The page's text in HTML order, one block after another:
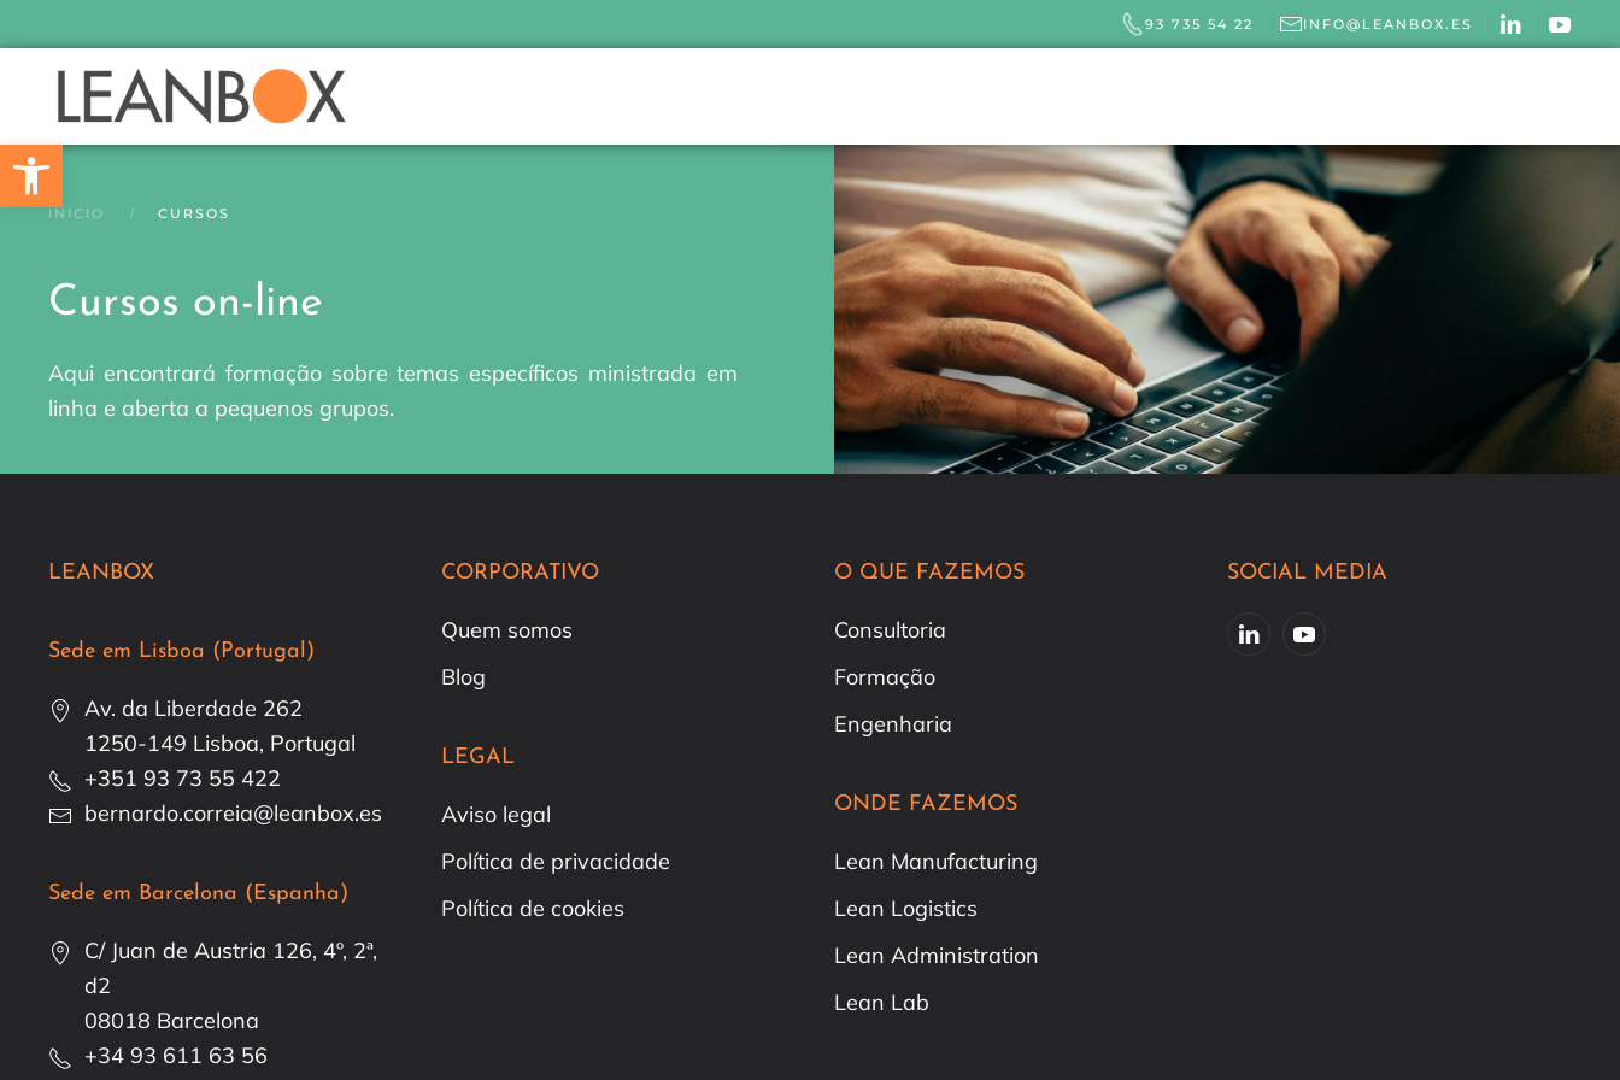
Barra de Ferramentas Aberta
93 735 54 22 INFO@LEANBOX.ES
INÍCIO CURSOS
Cursos on-line
Aqui encontrará formação sobre temas específicos ministrada em
linha e aberta a pequenos grupos.
LEANBOX
Sede em Lisboa (Portugal)
Av. da Liberdade 262
1250-149 Lisboa, Portugal
+351 93 73 55 422
bernardo.correia@leanbox.es
Sede em Barcelona (Espanha)
C/ Juan de Austria 126, 4º, 2ª,
d2
08018 Barcelona
+34 93 611 63 56
CORPORATIVO
Quem somos
Blog
LEGAL
Aviso legal
Política de privacidade
Política de cookies
O QUE FAZEMOS
Consultoria
Formação
Engenharia
ONDE FAZEMOS
Lean Manufacturing
Lean Logistics
Lean Administration
Lean Lab
SOCIAL MEDIA